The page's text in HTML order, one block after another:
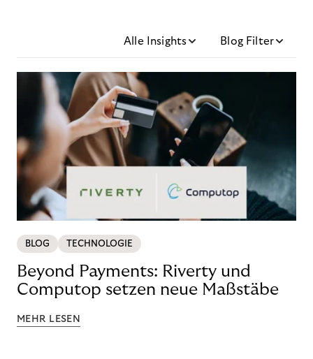
Alle Insights Blog Filter
BLOG TECHNOLOGIE
Beyond Payments: Riverty und
Computop setzen neue Maßstäbe
MEHR LESEN